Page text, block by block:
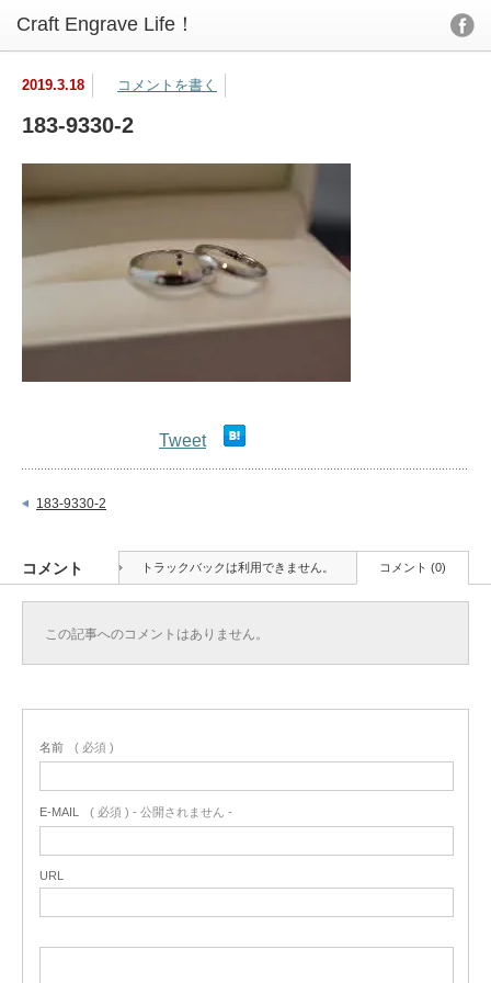
2019.3.18 コメントを書く
183-9330-2
Tweet
183-9330-2
コメント トラックバックは利用できません。 コメント (0)
この記事へのコメントはありません。
名前 ( 必須 )
E-MAIL ( 必須 ) - 公開されません -
URL